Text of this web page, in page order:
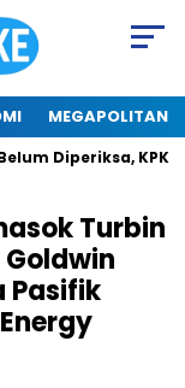
MEGAPOLITAN
Diperiksa, KPK
Turbin
Pasifik